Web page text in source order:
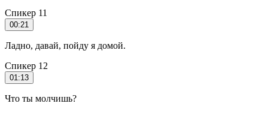
Спикер 11
00:21
Ладно, давай, пойду я домой.
Спикер 12
01:13
Что ты молчишь?